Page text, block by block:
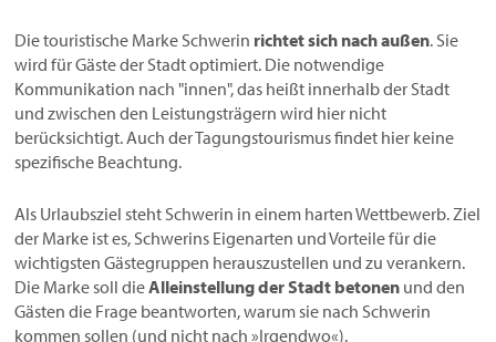
Die touristische Marke Schwerin richtet sich nach außen. Sie
wird für Gäste der Stadt optimiert. Die notwendige
Kommunikation nach "innen", das heißt innerhalb der Stadt
und zwischen den Leistungsträgern wird hier nicht
berücksichtigt. Auch der Tagungstourismus findet hier keine
spezifische Beachtung.
Als Urlaubsziel steht Schwerin in einem harten Wettbewerb. Ziel
der Marke ist es, Schwerins Eigenarten und Vorteile für die
wichtigsten Gästegruppen herauszustellen und zu verankern.
Die Marke soll dieAlleinstellung der Stadt betonen und den
Gästen die Frage beantworten, warum sie nach Schwerin
kommen sollen (und nicht nach »Irgendwo«).